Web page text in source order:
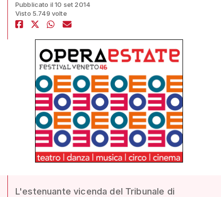
Pubblicato il 10 set 2014
Visto 5.749 volte
L'estenuante vicenda del Tribunale di